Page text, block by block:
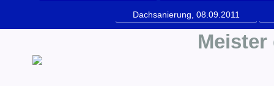
Dachsanierung, 08.09.2011
Meister